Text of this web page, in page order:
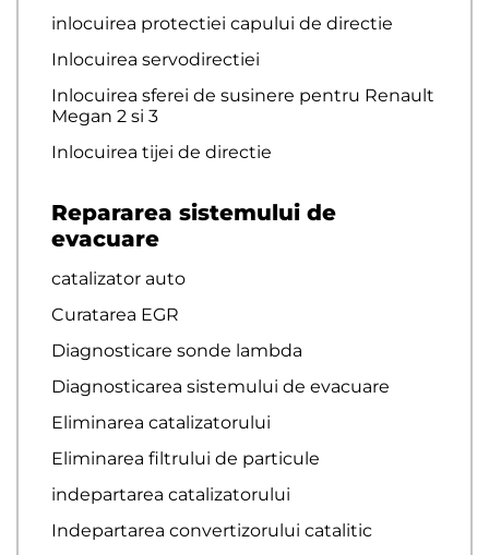
inlocuirea protectiei capului de directie
Inlocuirea servodirectiei
Inlocuirea sferei de susinere pentru Renault
Megan 2 si 3
Inlocuirea tijei de directie
Repararea sistemului de
evacuare
catalizator auto
Curatarea EGR
Diagnosticare sonde lambda
Diagnosticarea sistemului de evacuare
Eliminarea catalizatorului
Eliminarea filtrului de particule
indepartarea catalizatorului
Indepartarea convertizorului catalitic